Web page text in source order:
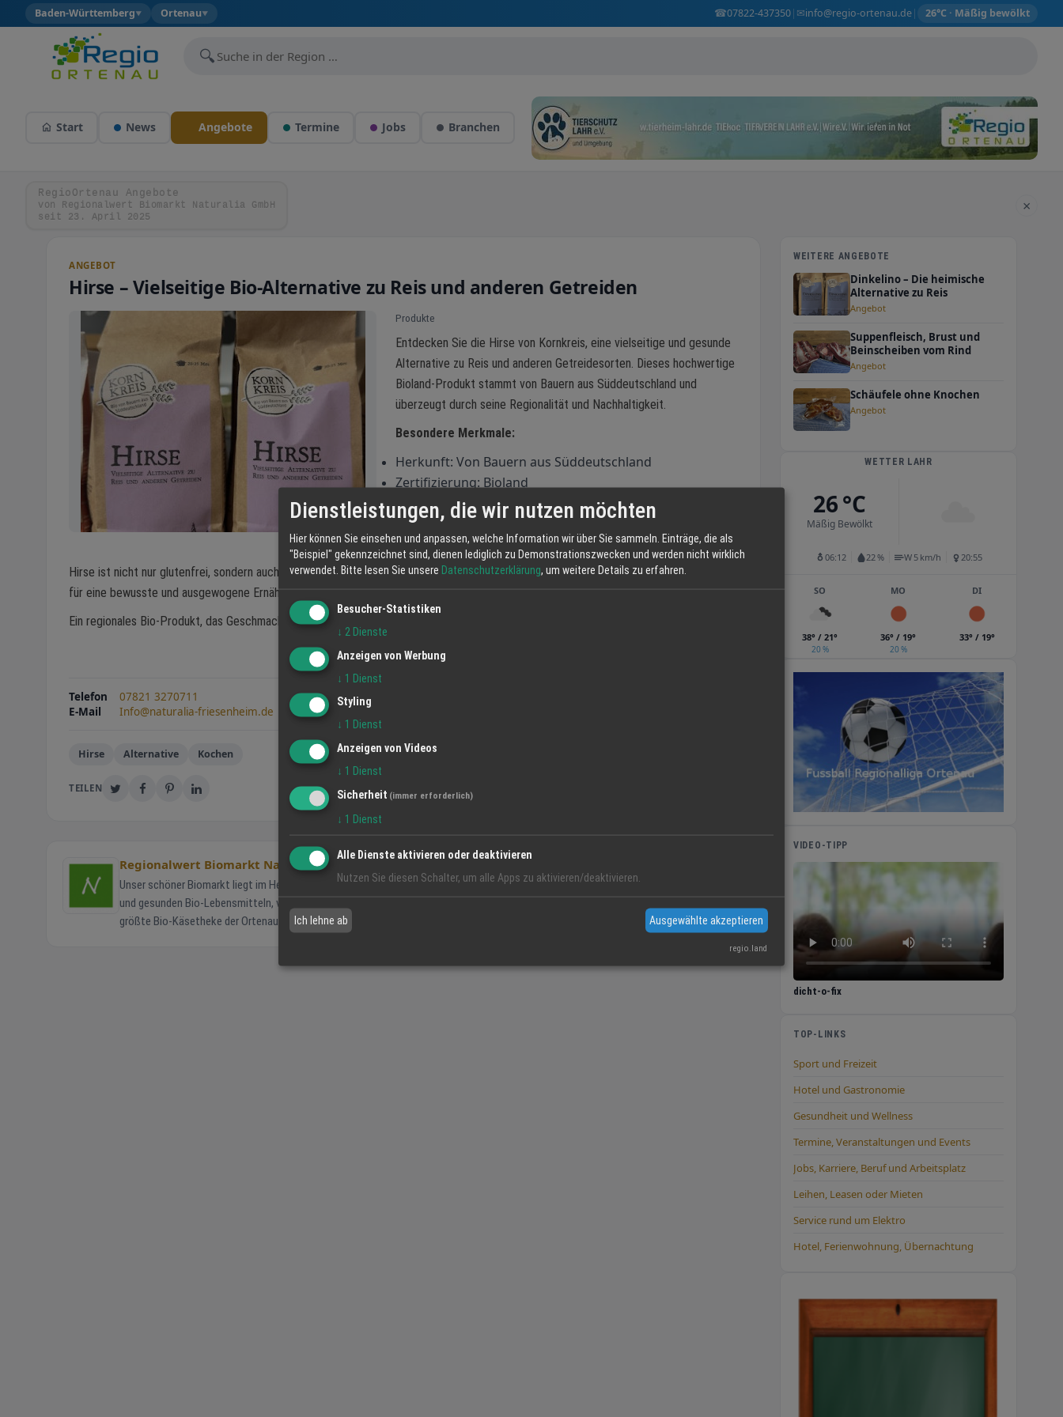
Baden-Württemberg▼ Ortenau▼ ☎07822-437350| ✉info@regio-ortenau.de| 26°C · Mäßig bewölkt
🔍
Start News Angebote Termine Jobs Branchen
RegioOrtenau Angebote
von Regionalwert Biomarkt Naturalia GmbH
seit 23. April 2025
×
ANGEBOT
Hirse – Vielseitige Bio-Alternative zu Reis und anderen Getreiden
Produkte
Entdecken Sie die Hirse von Kornkreis, eine vielseitige und gesunde
Alternative zu Reis und anderen Getreidesorten. Dieses hochwertige
Bioland-Produkt stammt von Bauern aus Süddeutschland und
überzeugt durch seine Regionalität und Nachhaltigkeit.
Besondere Merkmale:
Herkunft: Von Bauern aus Süddeutschland
Zertifizierung: Bioland
Kochzeit: 20–25 Minuten
Verwendung: Ideal für Salate, Beilagen, Aufläufe oder als
Basis für kreative Gerichte
Hirse ist nicht nur glutenfrei, sondern auch reich an wertvollen Nährstoffen wie Eisen, Magnesium und Silizium. Sie eignet sich perfekt
für eine bewusste und ausgewogene Ernährung.
Ein regionales Bio-Produkt, das Geschmack und Gesundheit vereint – probieren Sie es aus!
Telefon
07821 3270711
E-Mail
Info@naturalia-friesenheim.de
Hirse Alternative Kochen
TEILEN
Regionalwert Biomarkt Naturalia GmbH
Unser schöner Biomarkt liegt im Herzen von Friesenheim zwischen Lahr und Offenburg. Wir bieten Ihnen eine große Auswahl an leckeren
und gesunden Bio-Lebensmitteln, vieles davon direkt von unseren landwirtschaftlichen Partnern hier aus der Region. Dazu die wohl
größte Bio-Käsetheke der Ortenau und viele ausgesuchte Bio-Weine. Und in unserem Bio-Bistro gibt es leckere vitale Snacks, Kaffee
WEITERE ANGEBOTE
Dinkelino – Die heimische
Alternative zu Reis
Angebot
Suppenfleisch, Brust und
Beinscheiben vom Rind
Angebot
Schäufele ohne Knochen
Angebot
WETTER LAHR
26 °C
Mäßig Bewölkt
06:12 22 % W 5 km/h 20:55
SO
38° / 21°
20 %
MO
36° / 19°
20 %
DI
33° / 19°
VIDEO-TIPP
dicht-o-fix
TOP-LINKS
Sport und Freizeit
Hotel und Gastronomie
Gesundheit und Wellness
Termine, Veranstaltungen und Events
Jobs, Karriere, Beruf und Arbeitsplatz
Leihen, Leasen oder Mieten
Service rund um Elektro
Hotel, Ferienwohnung, Übernachtung
Dienstleistungen, die wir nutzen möchten
Hier können Sie einsehen und anpassen, welche Information wir über Sie sammeln. Einträge, die als
"Beispiel" gekennzeichnet sind, dienen lediglich zu Demonstrationszwecken und werden nicht wirklich
verwendet. Bitte lesen Sie unsere Datenschutzerklärung, um weitere Details zu erfahren.
Besucher-Statistiken
↓ 2 Dienste
Anzeigen von Werbung
↓ 1 Dienst
Styling
↓ 1 Dienst
Anzeigen von Videos
↓ 1 Dienst
Sicherheit (immer erforderlich)
↓ 1 Dienst
Alle Dienste aktivieren oder deaktivieren
Nutzen Sie diesen Schalter, um alle Apps zu aktivieren/deaktivieren.
Ich lehne ab Ausgewählte akzeptieren
regio.land